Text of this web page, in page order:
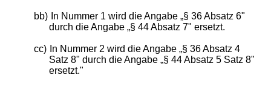
bb)
In Nummer 1 wird die Angabe „§ 36 Absatz 6"
durch die Angabe „§ 44 Absatz 7" ersetzt.
cc)
In Nummer 2 wird die Angabe „§ 36 Absatz 4
Satz 8" durch die Angabe „§ 44 Absatz 5 Satz 8"
ersetzt."